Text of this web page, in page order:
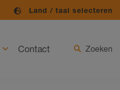
Land / taal selecteren
Contact Zoeken